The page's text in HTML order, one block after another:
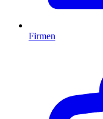
Firmen